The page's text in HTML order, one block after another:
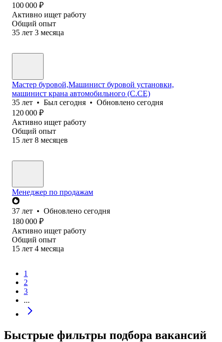
100 000 ₽
Активно ищет работу
Общий опыт
35 лет 3 месяца
Мастер буровой,Машинист буровой установки,
машинист крана автомобильного (С.СЕ)
35 лет • Был сегодня • Обновлено сегодня
120 000 ₽
Активно ищет работу
Общий опыт
15 лет 8 месяцев
Менеджер по продажам
37 лет • Обновлено сегодня
180 000 ₽
Активно ищет работу
Общий опыт
15 лет 4 месяца
1
2
3
...
Быстрые фильтры подбора вакансий